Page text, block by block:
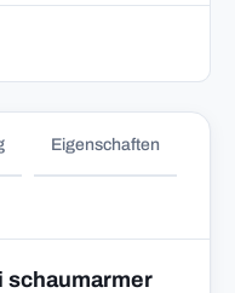
Eigenschaften
schaumarmer